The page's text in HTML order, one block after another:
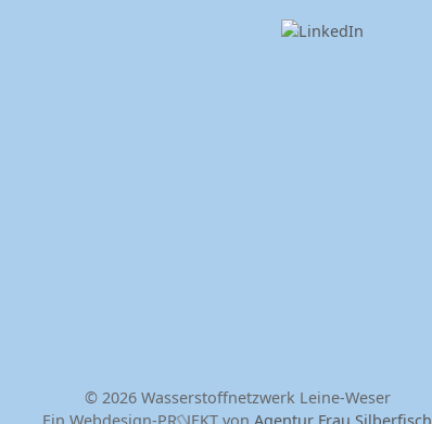
© 2026 Wasserstoffnetzwerk Leine-Weser